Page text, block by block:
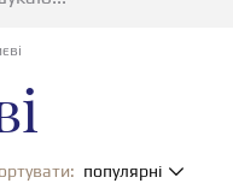
популярні